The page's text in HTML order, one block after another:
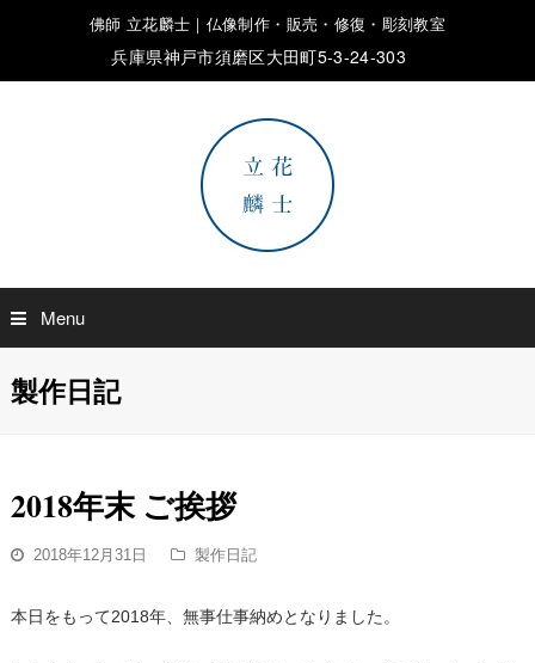
佛師 立花麟士｜仏像制作・販売・修復・彫刻教室
兵庫県神戸市須磨区大田町5-3-24-303
Menu
製作日記
2018年末 ご挨拶
2018年12月31日 製作日記
本日をもって2018年、無事仕事納めとなりました。